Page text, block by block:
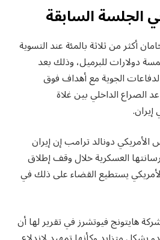
السابقة
أكثر من ثلاثة بالمئة عند التسوية
دولارات للبرميل، وذلك بعد
الجوية مع أهداف فوق
الصراع الداخلي بين غلاة
دونالد ترامب إن إيران
العسكرية خلال وقف إطلاق
يستطيع القضاء على ذلك في
هايتونج فيوتشرز في تقرير لها أن